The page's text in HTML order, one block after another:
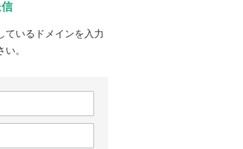
ているドメインを入力
。